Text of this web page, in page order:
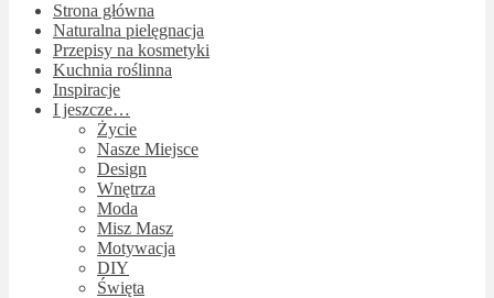
Strona główna
Naturalna pielęgnacja
Przepisy na kosmetyki
Kuchnia roślinna
Inspiracje
I jeszcze…
Życie
Nasze Miejsce
Design
Wnętrza
Moda
Misz Masz
Motywacja
DIY
Święta